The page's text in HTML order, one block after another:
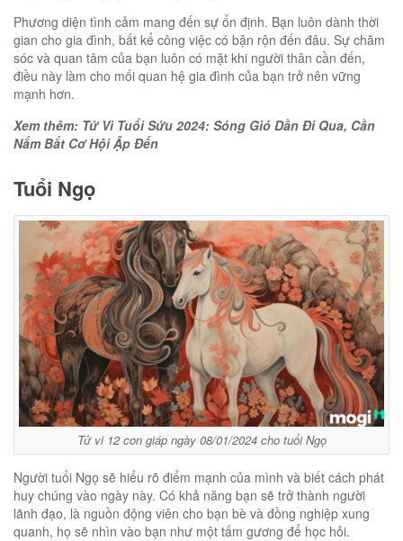
Phương diện tình cảm mang đến sự ổn định. Bạn luôn dành thời
gian cho gia đình, bất kể công việc có bận rộn đến đâu. Sự chăm
sóc và quan tâm của bạn luôn có mặt khi người thân cần đến,
điều này làm cho mối quan hệ gia đình của bạn trở nên vững
mạnh hơn.
Xem thêm: Tử Vi Tuổi Sửu 2024: Sóng Gió Dần Đi Qua, Cần
Nắm Bắt Cơ Hội Ập Đến
Tuổi Ngọ
Tử vi 12 con giáp ngày 08/01/2024 cho tuổi Ngọ
Người tuổi Ngọ sẽ hiểu rõ điểm mạnh của mình và biết cách phát
huy chúng vào ngày này. Có khả năng bạn sẽ trở thành người
lãnh đạo, là nguồn động viên cho bạn bè và đồng nghiệp xung
quanh, họ sẽ nhìn vào bạn như một tấm gương để học hỏi.